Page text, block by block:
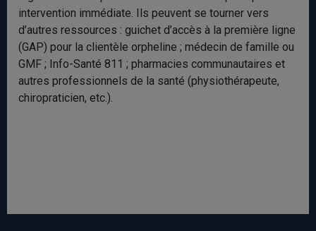
intervention immédiate. Ils peuvent se tourner vers
d’autres ressources : guichet d’accès à la première ligne
(GAP) pour la clientèle orpheline ; médecin de famille ou
GMF ; Info-Santé 811 ; pharmacies communautaires et
autres professionnels de la santé (physiothérapeute,
chiropraticien, etc.).